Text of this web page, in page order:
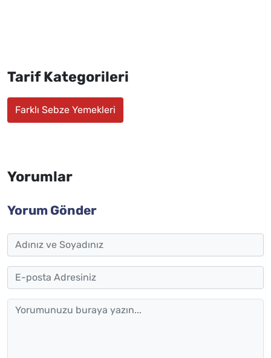
Tarif Kategorileri
Farklı Sebze Yemekleri
Yorumlar
Yorum Gönder